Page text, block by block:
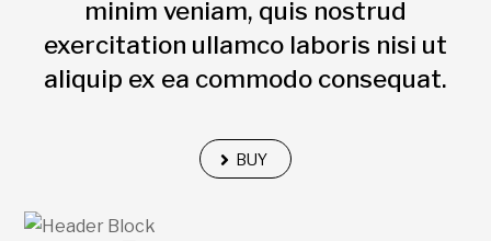
minim veniam, quis nostrud
exercitation ullamco laboris nisi ut
aliquip ex ea commodo consequat.
BUY